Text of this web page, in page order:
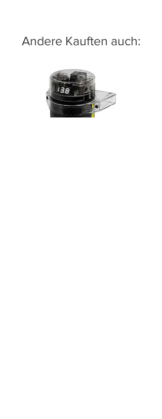
Andere Kauften auch: